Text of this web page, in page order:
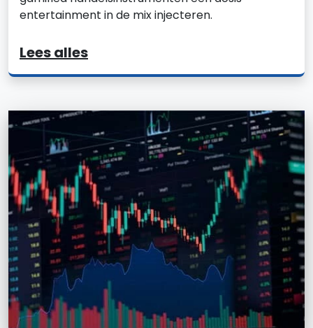
entertainment in de mix injecteren.
Lees alles